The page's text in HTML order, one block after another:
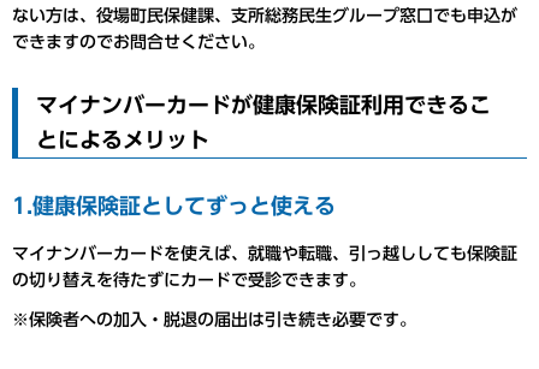
ない方は、役場町民保健課、支所総務民生グループ窓口でも申込が
できますのでお問合せください。
マイナンバーカードが健康保険証利用できるこ
とによるメリット
1.健康保険証としてずっと使える
マイナンバーカードを使えば、就職や転職、引っ越ししても保険証
の切り替えを待たずにカードで受診できます。
※保険者への加入・脱退の届出は引き続き必要です。